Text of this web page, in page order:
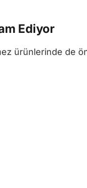
Ediyor
ürünlerinde de